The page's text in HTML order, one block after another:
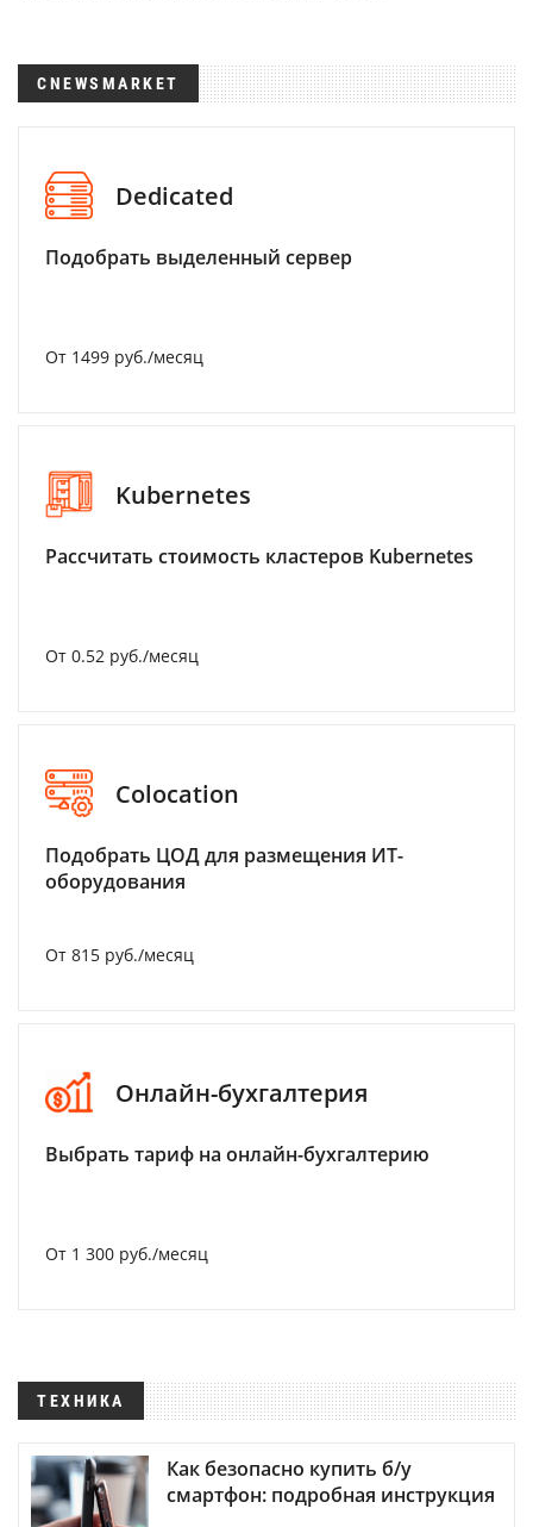
CNEWSMARKET
Dedicated
Подобрать выделенный сервер
От 1499 руб./месяц
Kubernetes
Рассчитать стоимость кластеров Kubernetes
От 0.52 руб./месяц
Colocation
Подобрать ЦОД для размещения ИТ-
оборудования
От 815 руб./месяц
Онлайн-бухгалтерия
Выбрать тариф на онлайн-бухгалтерию
От 1 300 руб./месяц
ТЕХНИКА
Как безопасно купить б/у
смартфон: подробная инструкция